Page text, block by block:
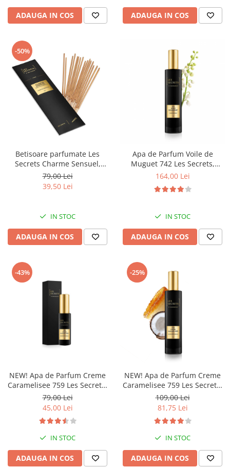
ADAUGA IN COS ADAUGA IN COS
-50%
Betisoare parfumate Les
Secrets Charme Sensuel,
Equivalenza
79,00 Lei
39,50 Lei
IN STOC
ADAUGA IN COS
Apa de Parfum Voile de
Muguet 742 Les Secrets,
Unisex, 100 ml, Equivalenza
164,00 Lei
IN STOC
ADAUGA IN COS
-43%
NEW! Apa de Parfum Creme
Caramelisee 759 Les Secrets,
Unisex, 30 ml, Equivalenza
79,00 Lei
45,00 Lei
IN STOC
ADAUGA IN COS
-25%
NEW! Apa de Parfum Creme
Caramelisee 759 Les Secrets,
Unisex, 50 ml, Equivalenza
109,00 Lei
81,75 Lei
IN STOC
ADAUGA IN COS